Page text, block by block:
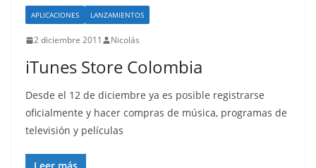
APLICACIONES LANZAMIENTOS
2 diciembre 2011 Nicolás
iTunes Store Colombia
Desde el 12 de diciembre ya es posible registrarse
oficialmente y hacer compras de música, programas de
televisión y películas